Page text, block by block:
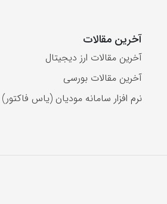
آخرین مقالات
آخرین مقالات ارز دیجیتال
آخرین مقالات بورسی
نرم افزار سامانه مودیان (یاس فاکتور)